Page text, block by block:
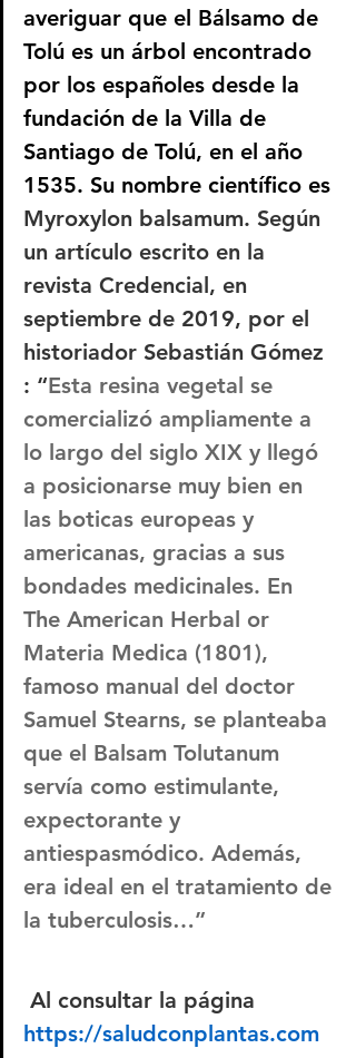
averiguar que el Bálsamo de
Tolú es un árbol encontrado
por los españoles desde la
fundación de la Villa de
Santiago de Tolú, en el año
1535. Su nombre científico es
Myroxylon balsamum. Según
un artículo escrito en la
revista Credencial, en
septiembre de 2019, por el
historiador Sebastián Gómez
: “Esta resina vegetal se
comercializó ampliamente a
lo largo del siglo XIX y llegó
a posicionarse muy bien en
las boticas europeas y
americanas, gracias a sus
bondades medicinales. En
The American Herbal or
Materia Medica (1801),
famoso manual del doctor
Samuel Stearns, se planteaba
que el Balsam Tolutanum
servía como estimulante,
expectorante y
antiespasmódico. Además,
era ideal en el tratamiento de
la tuberculosis…”
Al consultar la página
https://saludconplantas.com